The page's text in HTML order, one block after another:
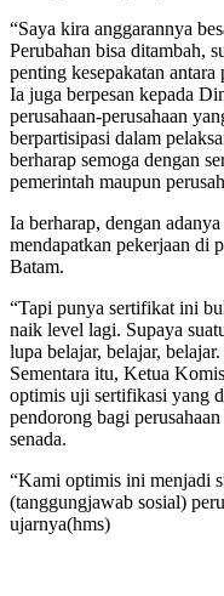
“Saya kira anggarannya
Perubahan bisa ditambah,
penting kesepakatan
Ia juga berpesan kepada
perusahaan-perusahaan
berpartisipasi dalam
berharap semoga dengan
pemerintah maupun
Ia berharap, dengan
mendapatkan pekerjaan di
Batam.
“Tapi punya sertifikat ini
naik level lagi. Supaya
lupa belajar, belajar,
Sementara itu, Ketua
optimis uji sertifikasi yang
pendorong bagi
senada.
“Kami optimis ini menjadi
(tanggungjawab sosial)
ujarnya(hms)